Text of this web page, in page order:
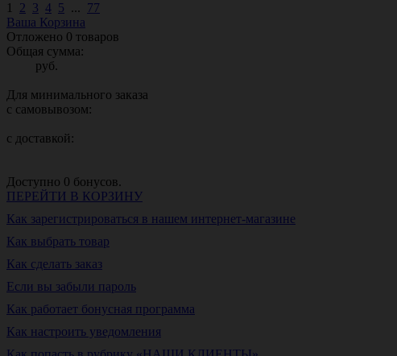
1 2 3 4 5 ... 77
Ваша Корзина
Отложено 0 товаров
Общая сумма:
руб.
Для минимального заказа
с самовывозом:
с доставкой:
Доступно 0 бонусов.
ПЕРЕЙТИ В КОРЗИНУ
Как зарегистрироваться в нашем интернет-магазине
Как выбрать товар
Как сделать заказ
Если вы забыли пароль
Как работает бонусная программа
Как настроить уведомления